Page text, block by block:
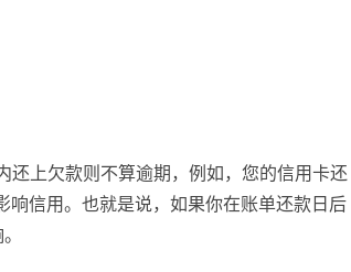
还上欠款则不算逾期，例如，您的信用卡还
信用。也就是说，如果你在账单还款日后